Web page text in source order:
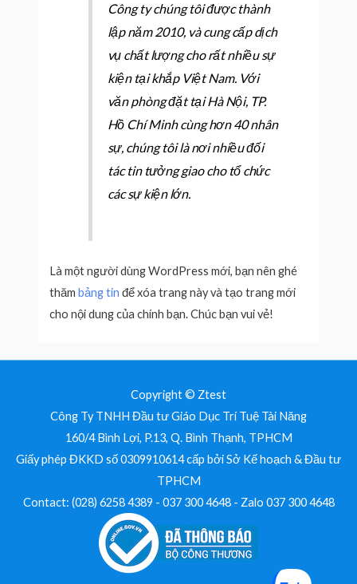
Công ty chúng tôi được thành
lập năm 2010, và cung cấp dịch
vụ chất lượng cho rất nhiều sự
kiện tại khắp Việt Nam. Với
văn phòng đặt tại Hà Nội, TP.
Hồ Chí Minh cùng hơn 40 nhân
sự, chúng tôi là nơi nhiều đối
tác tin tưởng giao cho tổ chức
các sự kiện lớn.
Là một người dùng WordPress mới, bạn nên ghé
thămbảng tin để xóa trang này và tạo trang mới
cho nội dung của chính bạn. Chúc bạn vui vẻ!
Copyright © Ztest
Công Ty TNHH Đầu tư Giáo Dục Trí Tuệ Tài Năng
160/4 Bình Lợi, P.13, Q. Bình Thạnh, TPHCM
Giấy phép ĐKKD số 0309910614 cấp bởi Sở Kế hoạch & Đầu tư
TPHCM
Contact: (028) 6258 4389 - 037 300 4648 - Zalo 037 300 4648